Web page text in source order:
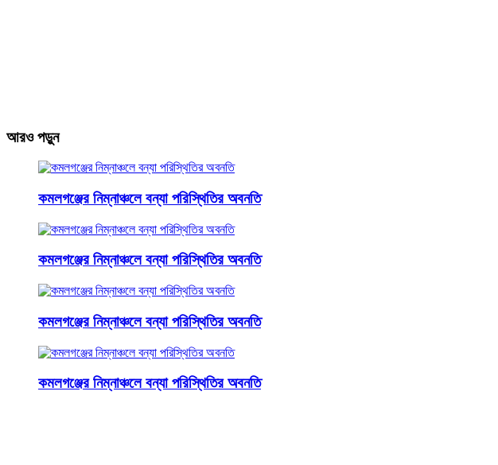
আরও পড়ুন
কমলগঞ্জের নিম্নাঞ্চলে বন্যা পরিস্থিতির অবনতি
কমলগঞ্জের নিম্নাঞ্চলে বন্যা পরিস্থিতির অবনতি
কমলগঞ্জের নিম্নাঞ্চলে বন্যা পরিস্থিতির অবনতি
কমলগঞ্জের নিম্নাঞ্চলে বন্যা পরিস্থিতির অবনতি